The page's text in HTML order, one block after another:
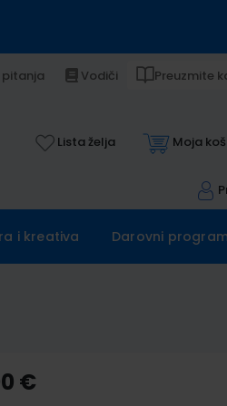
Vodiči Preuzmite
Lista želja Moja
i kreativa Darovni
€